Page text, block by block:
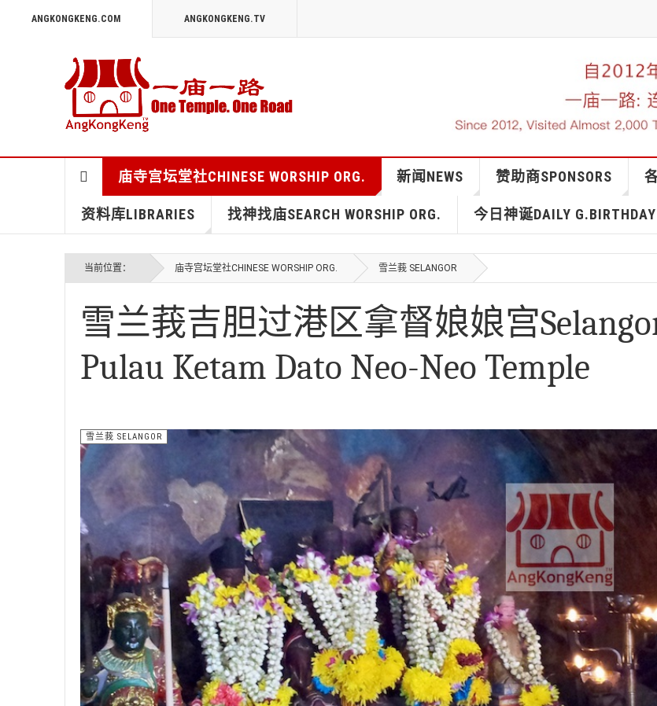
ANGKONGKENG.COM ANGKONGKENG.TV
庙寺宫坛堂社CHINESE WORSHIP ORG. 新闻NEWS 赞助商SPONSORS
资料库LIBRARIES 找神找庙SEARCH WORSHIP ORG. 今日神诞DAILY G.BIRTHDAY
当前位置： 庙寺宫坛堂社CHINESE WORSHIP ORG. 雪兰莪 SELANGOR
雪兰莪吉胆过港区拿督娘娘宫
Pulau Ketam Dato Neo-Neo Temple
雪兰莪 SELANGOR